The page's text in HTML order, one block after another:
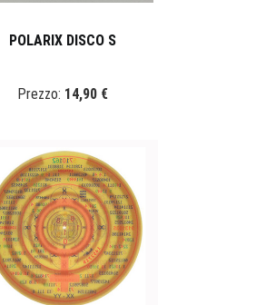
POLARIX DISCO S
Prezzo: 14,90 €